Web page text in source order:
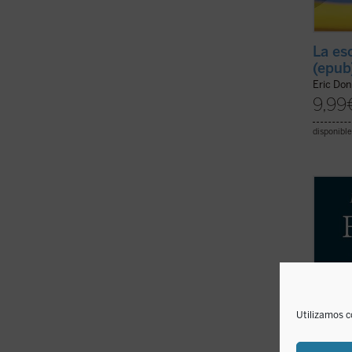
Utilizamos
La
Eric
9,99